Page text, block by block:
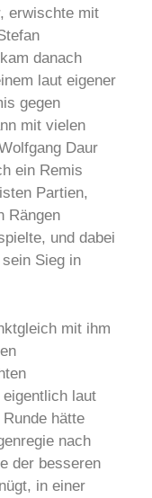
erwischte mit
danach
laut eigener
gegen
mit vielen
Daur
ein Remis
Partien,
Rängen
und dabei
Sieg in
mit ihm
eigentlich laut
hätte
nach
der besseren
in einer